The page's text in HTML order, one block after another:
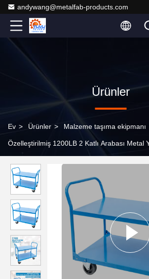
andywang@metalfab-products.com
Ürünler
Ev > Ürünler > Malzeme taşıma ekipmanı
Özelleştirilmiş 1200LB 2 Katlı Arabası Metal